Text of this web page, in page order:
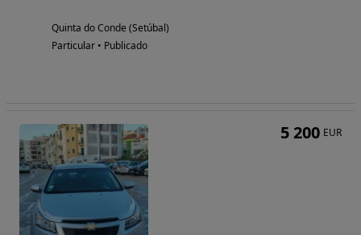
Quinta do Conde (Setúbal)
Particular • Publicado
5 200 EUR